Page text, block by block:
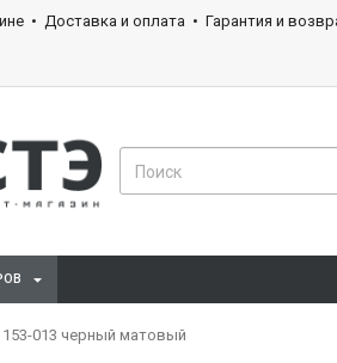
Доставка и оплата Гарантия и
013 черный матовый